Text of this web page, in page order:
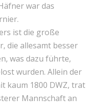
war das
ist die große
die allesamt besser
was dazu führte,
wurden. Allein der
kaum 1800 DWZ, trat
Mannschaft an